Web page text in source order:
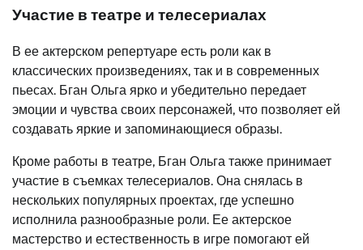
Участие в театре и телесериалах
В ее актерском репертуаре есть роли как в
классических произведениях, так и в современных
пьесах. Бган Ольга ярко и убедительно передает
эмоции и чувства своих персонажей, что позволяет ей
создавать яркие и запоминающиеся образы.
Кроме работы в театре, Бган Ольга также принимает
участие в съемках телесериалов. Она снялась в
нескольких популярных проектах, где успешно
исполнила разнообразные роли. Ее актерское
мастерство и естественность в игре помогают ей